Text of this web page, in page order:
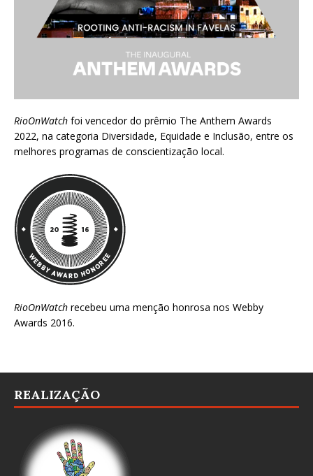
RioOnWatch foi vencedor do prêmio The Anthem Awards
2022, na categoria Diversidade, Equidade e Inclusão, entre os
melhores programas de conscientização local.
RioOnWatch recebeu uma menção honrosa nos Webby
Awards 2016.
REALIZAÇÃO